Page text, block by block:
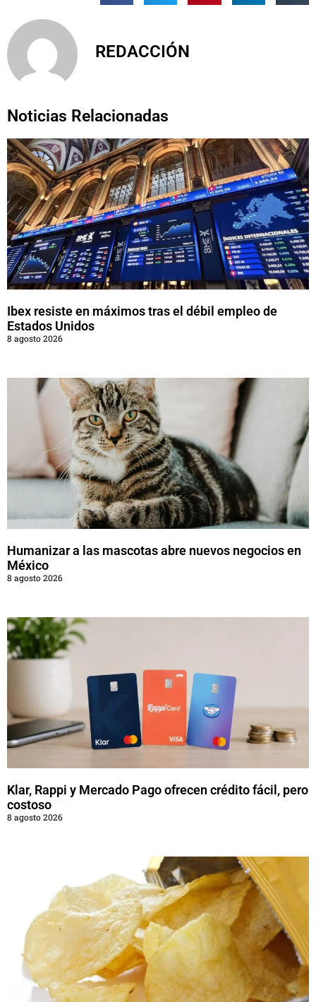
REDACCIÓN
Noticias Relacionadas
Ibex resiste en máximos tras el débil empleo de
Estados Unidos
8 agosto 2026
Humanizar a las mascotas abre nuevos negocios en
México
8 agosto 2026
Klar, Rappi y Mercado Pago ofrecen crédito fácil, pero
costoso
8 agosto 2026